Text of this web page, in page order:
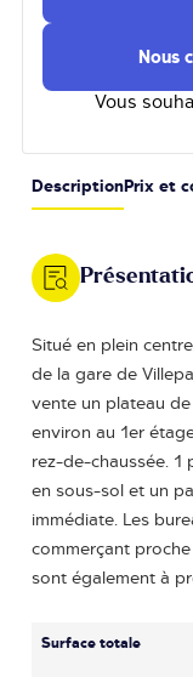
Nous
Vous
Description Prix et
Situé en plein
de la gare de
vente un plateau
environ au 1er
rez-de-chaussée. 1
en sous-sol et un
immédiate. Les
commerçant
sont également à
Surface totale